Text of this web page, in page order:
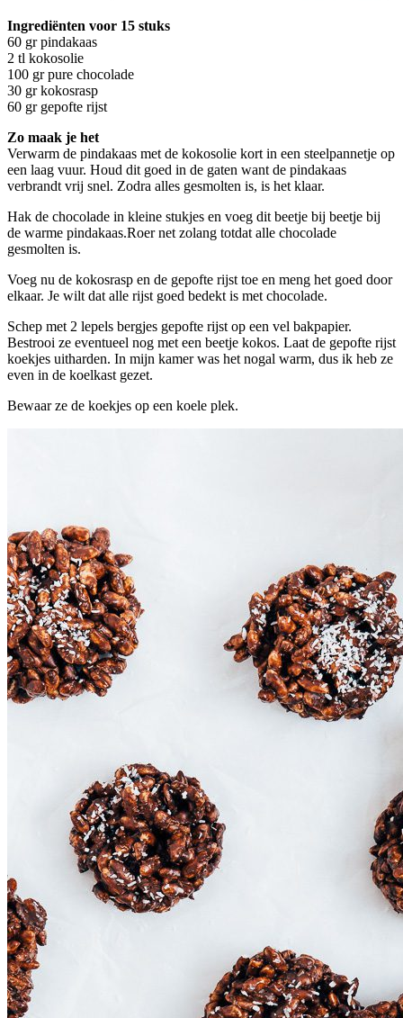
Ingrediënten voor 15 stuks
60 gr pindakaas
2 tl kokosolie
100 gr pure chocolade
30 gr kokosrasp
60 gr gepofte rijst
Zo maak je het
Verwarm de pindakaas met de kokosolie kort in een steelpannetje op
een laag vuur. Houd dit goed in de gaten want de pindakaas
verbrandt vrij snel. Zodra alles gesmolten is, is het klaar.
Hak de chocolade in kleine stukjes en voeg dit beetje bij beetje bij
de warme pindakaas.Roer net zolang totdat alle chocolade
gesmolten is.
Voeg nu de kokosrasp en de gepofte rijst toe en meng het goed door
elkaar. Je wilt dat alle rijst goed bedekt is met chocolade.
Schep met 2 lepels bergjes gepofte rijst op een vel bakpapier.
Bestrooi ze eventueel nog met een beetje kokos. Laat de gepofte rijst
koekjes uitharden. In mijn kamer was het nogal warm, dus ik heb ze
even in de koelkast gezet.
Bewaar ze de koekjes op een koele plek.